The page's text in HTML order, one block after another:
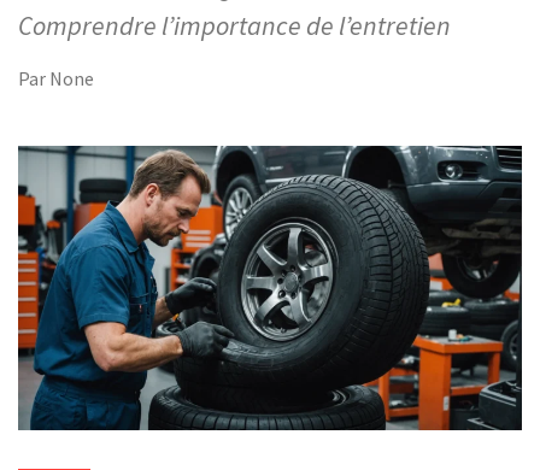
Comprendre l’importance de l’entretien
Par None